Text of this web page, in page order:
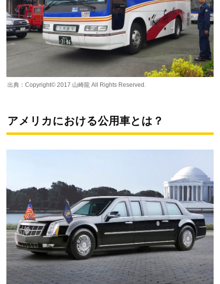
出典：Copyright©️ 2017 山崎龍 All Rights Reserved.
アメリカにおける公用車とは？